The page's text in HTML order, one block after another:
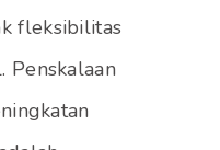
fleksibilitas
Penskalaan